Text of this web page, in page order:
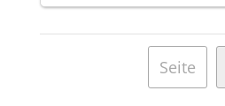
Seite